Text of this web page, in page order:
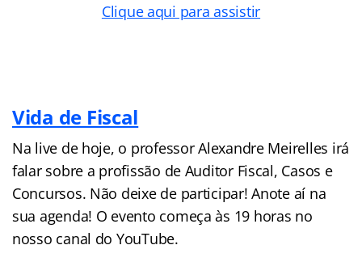
Clique aqui para assistir
Vida de Fiscal
Na live de hoje, o professor Alexandre Meirelles irá
falar sobre a profissão de Auditor Fiscal, Casos e
Concursos. Não deixe de participar! Anote aí na
sua agenda! O evento começa às 19 horas no
nosso canal do YouTube.